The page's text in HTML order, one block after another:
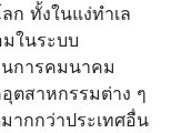
ก ทั้งในแง่ทำเล
ในระบบ
การคมนาคม
ตสาหกรรมต่าง ๆ
ากกว่าประเทศอื่น